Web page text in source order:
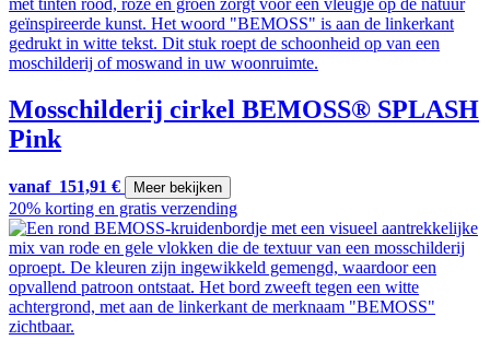
Mosschilderij cirkel BEMOSS® SPLASH
Pink
vanaf 151,91 € Meer bekijken
20% korting en gratis verzending